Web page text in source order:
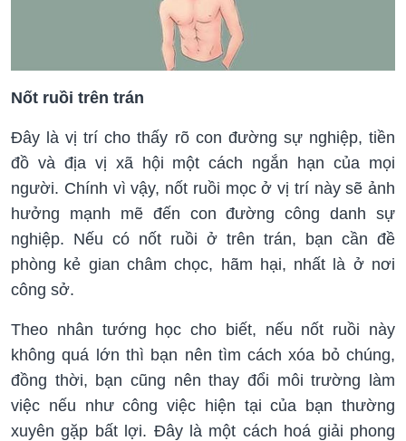
Nốt ruồi trên trán
Đây là vị trí cho thấy rõ con đường sự nghiệp, tiền
đồ và địa vị xã hội một cách ngắn hạn của mọi
người. Chính vì vậy, nốt ruồi mọc ở vị trí này sẽ ảnh
hưởng mạnh mẽ đến con đường công danh sự
nghiệp. Nếu có nốt ruồi ở trên trán, bạn cần đề
phòng kẻ gian châm chọc, hãm hại, nhất là ở nơi
công sở.
Theo nhân tướng học cho biết, nếu nốt ruồi này
không quá lớn thì bạn nên tìm cách xóa bỏ chúng,
đồng thời, bạn cũng nên thay đổi môi trường làm
việc nếu như công việc hiện tại của bạn thường
xuyên gặp bất lợi. Đây là một cách hoá giải phong